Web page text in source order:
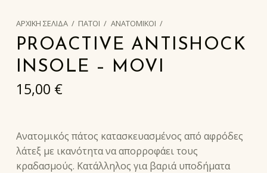
ΑΡΧΙΚΉ ΣΕΛΊΔΑ / ΠΑΤΟΙ / ΑΝΑΤΟΜΙΚΟΙ /
PROACTIVE ANTISHOCK
INSOLE – MOVI
15,00 €
Ανατομικός πάτος κατασκευασμένος από αφρόδες
λάτεξ με ικανότητα να απορροφάει τους
κραδασμούς. Κατάλληλος για βαριά υποδήματα